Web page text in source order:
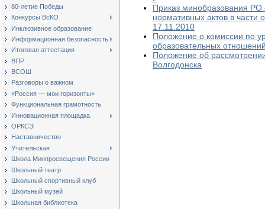
80-летие Победы
Конкурсы ВсКО
Инклюзивное образование
Информационная безопасность
Итоговая аттестация
ВПР
ВСОШ
Разговоры о важном
«Россия — мои горизонты»
Функциональная грамотность
Инновационная площадка
ОРКСЭ
Наставничество
Учительская
Школа Минпросвещения России
Школьный театр
Школьный спортивный клуб
Школьный музей
Школьная библиотека
Приказ минобразования РО
нормативных актов в
17.11.2010
Положение о комиссии по
образовательных
Положение об
Волгодонска